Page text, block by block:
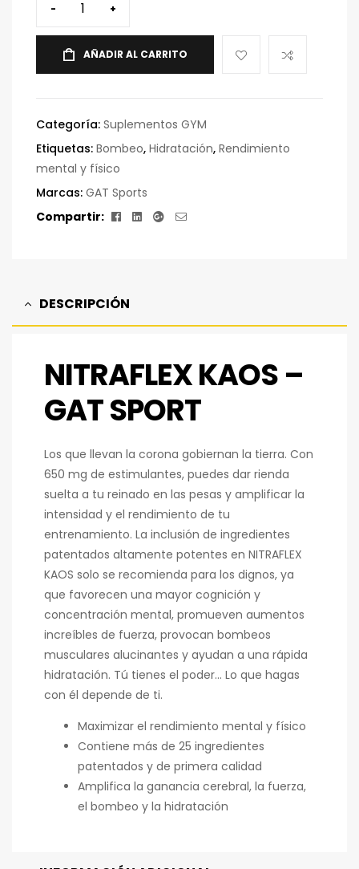
- +
AÑADIR AL CARRITO
Categoría: Suplementos GYM
Etiquetas: Bombeo, Hidratación, Rendimiento
mental y físico
Marcas: GAT Sports
Compartir:
Facebook
LinkedinGoogle+
Correo
DESCRIPCIÓN
NITRAFLEX KAOS –
GAT SPORT
Los que llevan la corona gobiernan la tierra. Con
650 mg de estimulantes, puedes dar rienda
suelta a tu reinado en las pesas y amplificar la
intensidad y el rendimiento de tu
entrenamiento. La inclusión de ingredientes
patentados altamente potentes en NITRAFLEX
KAOS solo se recomienda para los dignos, ya
que favorecen una mayor cognición y
concentración mental, promueven aumentos
increíbles de fuerza, provocan bombeos
musculares alucinantes y ayudan a una rápida
hidratación. Tú tienes el poder… Lo que hagas
con él depende de ti.
Maximizar el rendimiento mental y físico
Contiene más de 25 ingredientes
patentados y de primera calidad
Amplifica la ganancia cerebral, la fuerza,
el bombeo y la hidratación